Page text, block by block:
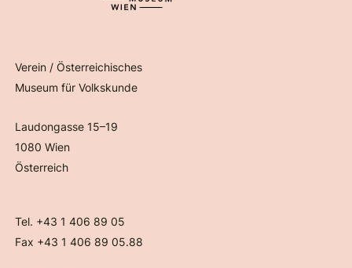
Verein / Österreichisches
Museum für Volkskunde
Laudongasse 15–19
1080 Wien
Österreich
Tel. +43 1 406 89 05
Fax +43 1 406 89 05.88